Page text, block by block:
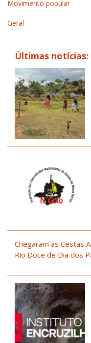
Movimento popular
Geral
Últimas notícias:
Chegaram as Cestas
Rio Doce de Dia dos